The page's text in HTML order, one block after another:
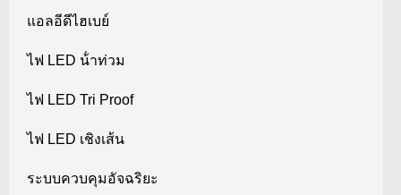
แอลอีดีไฮเบย์
ไฟ LED น้ําท่วม
ไฟ LED Tri Proof
ไฟ LED เชิงเส้น
ระบบควบคุมอัจฉริยะ